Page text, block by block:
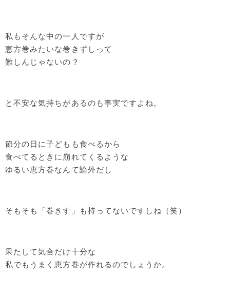
私もそんな中の一人ですが
恵方巻みたいな巻きずしって
難しんじゃないの？
と不安な気持ちがあるのも事実ですよね。
節分の日に子どもも食べるから
食べてるときに崩れてくるような
ゆるい恵方巻なんて論外だし
そもそも「巻きす」も持ってないですしね（笑）
果たして気合だけ十分な
私でもうまく恵方巻が作れるのでしょうか。